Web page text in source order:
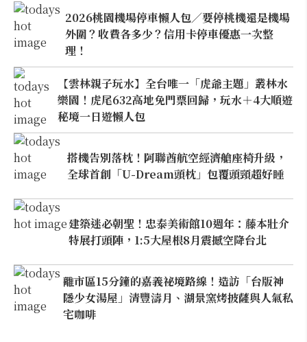
2026桃園機場停車懶人包／要停桃機還是機場
外圍？收費各多少？信用卡停車優惠一次整
理！
【雲林親子玩水】全台唯一「虎爺主題」叢林水
樂園！虎尾632高地免門票回歸，玩水＋4大順遊
秘境一日遊懶人包
搭機告別落枕！阿聯酋航空經濟艙座椅升級，
全球首創「U-Dream頭枕」包覆頭頸超好睡
建築迷必朝聖！忠泰美術館10週年：藤本壯介
特展打頭陣，1:5大屋根8月震撼空降台北
離市區15分鐘的嘉義祕境路線！造訪「台版神
隱少女湯屋」清豐濤月、湖景窯烤披薩與人氣私
宅咖啡